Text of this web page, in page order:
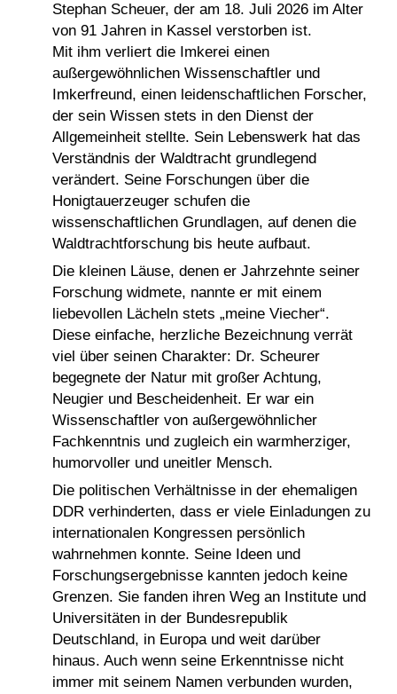
Stephan Scheuer, der am 18. Juli 2026 im Alter
von 91 Jahren in Kassel verstorben ist.
Mit ihm verliert die Imkerei einen
außergewöhnlichen Wissenschaftler und
Imkerfreund, einen leidenschaftlichen Forscher,
der sein Wissen stets in den Dienst der
Allgemeinheit stellte. Sein Lebenswerk hat das
Verständnis der Waldtracht grundlegend
verändert. Seine Forschungen über die
Honigtauerzeuger schufen die
wissenschaftlichen Grundlagen, auf denen die
Waldtrachtforschung bis heute aufbaut.
Die kleinen Läuse, denen er Jahrzehnte seiner
Forschung widmete, nannte er mit einem
liebevollen Lächeln stets „meine Viecher“.
Diese einfache, herzliche Bezeichnung verrät
viel über seinen Charakter: Dr. Scheurer
begegnete der Natur mit großer Achtung,
Neugier und Bescheidenheit. Er war ein
Wissenschaftler von außergewöhnlicher
Fachkenntnis und zugleich ein warmherziger,
humorvoller und uneitler Mensch.
Die politischen Verhältnisse in der ehemaligen
DDR verhinderten, dass er viele Einladungen zu
internationalen Kongressen persönlich
wahrnehmen konnte. Seine Ideen und
Forschungsergebnisse kannten jedoch keine
Grenzen. Sie fanden ihren Weg an Institute und
Universitäten in der Bundesrepublik
Deutschland, in Europa und weit darüber
hinaus. Auch wenn seine Erkenntnisse nicht
immer mit seinem Namen verbunden wurden,